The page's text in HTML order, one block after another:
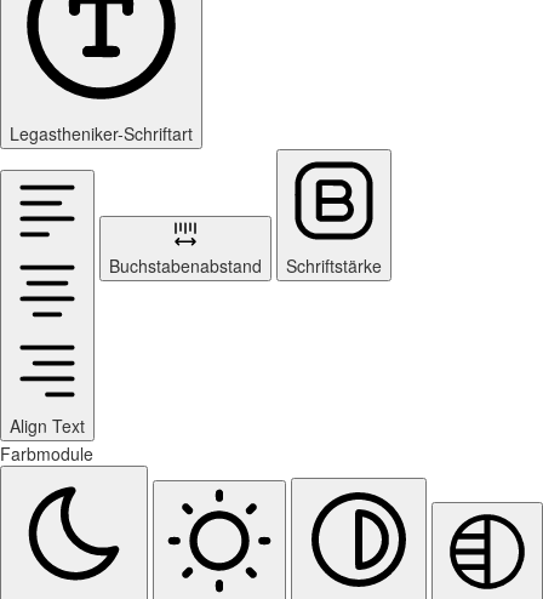
Legastheniker-Schriftart
Align Text
Buchstabenabstand Schriftstärke
Farbmodule